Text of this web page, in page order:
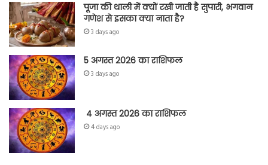
पूजा की थाली में क्यों रखी जाती है सुपारी, भगवान
गणेश से इसका क्या नाता है?
3 days ago
5 अगस्त 2026 का राशिफल
3 days ago
4 अगस्त 2026 का राशिफल
4 days ago